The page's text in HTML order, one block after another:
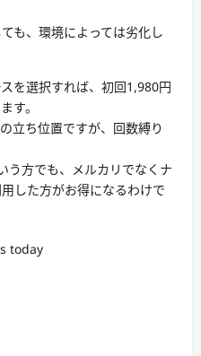
も、環境によっては劣化し
を選択すれば、初回1,980円
す。
立ち位置ですが、回数縛り
う方でも、メルカリでなくナ
した方がお得になるわけで
today